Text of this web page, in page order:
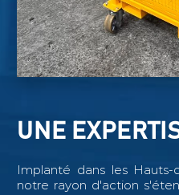
UNE
Implanté dans les Hauts-
notre rayon d'action